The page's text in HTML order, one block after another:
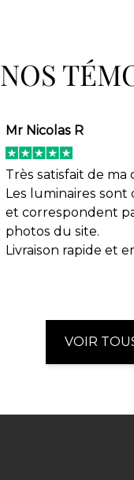
NOS
Mr Nicolas R
Très satisfait de ma
Les luminaires
et correspondent
photos du site.
Livraison rapide et
VOIR